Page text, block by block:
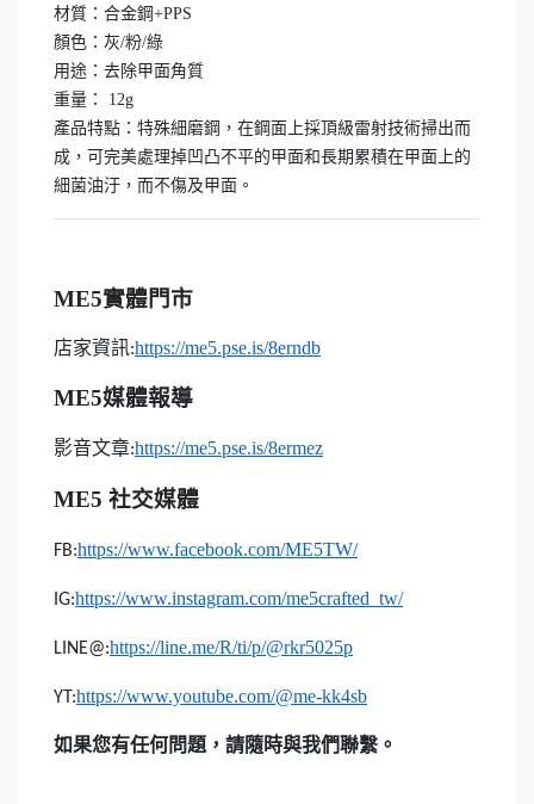
材質：合金鋼+PPS
顏色：灰/粉/綠
用途：去除甲面角質
重量： 12g
產品特點：特殊細磨鋼，在鋼面上採頂級雷射技術掃出而
成，可完美處理掉凹凸不平的甲面和長期累積在甲面上的
細菌油汙，而不傷及甲面。
ME5實體門市
店家資訊:https://me5.pse.is/8erndb
ME5媒體報導
影音文章:https://me5.pse.is/8ermez
ME5 社交媒體
FB:https://www.facebook.com/ME5TW/
IG:https://www.instagram.com/me5crafted_tw/
LINE@:https://line.me/R/ti/p/@rkr5025p
YT:https://www.youtube.com/@me-kk4sb
如果您有任何問題，請隨時與我們聯繫。